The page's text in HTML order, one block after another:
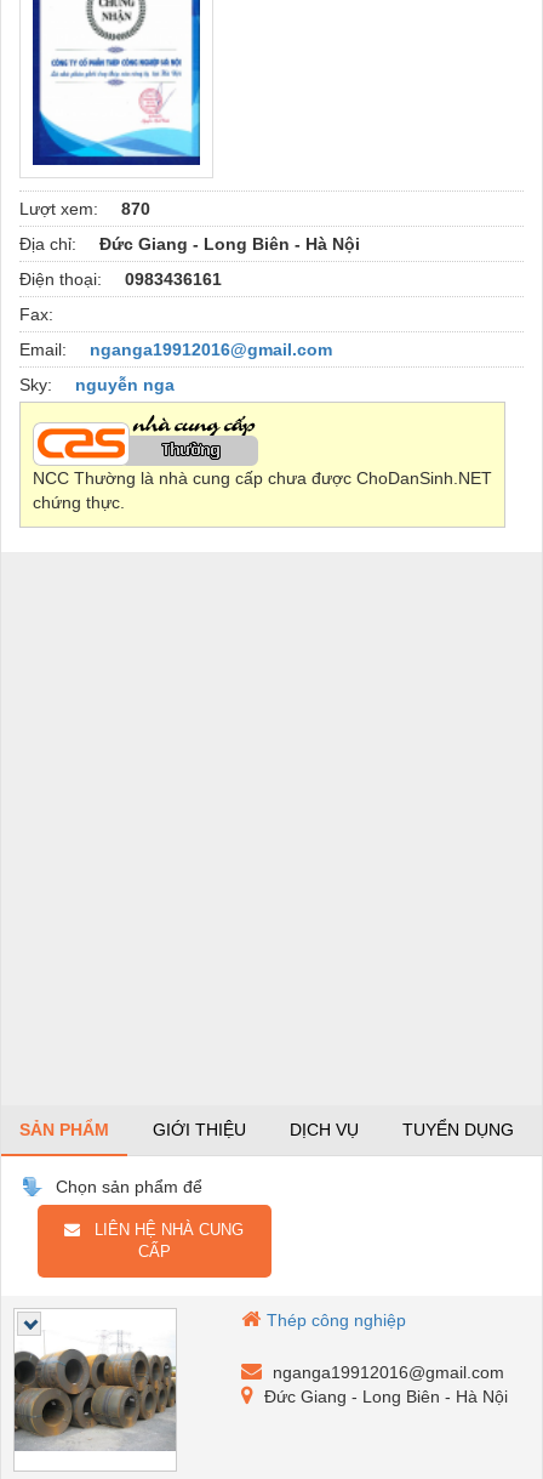
Lượt xem:
870
Địa chỉ:
Đức Giang - Long Biên - Hà Nội
Điện thoại:
0983436161
Fax:
Email:
nganga19912016@gmail.com
Sky:
nguyễn nga
NCC Thường là nhà cung cấp chưa được ChoDanSinh.NET
chứng thực.
SẢN PHẨM GIỚI THIỆU DỊCH VỤ TUYỂN DỤNG
Chọn sản phẩm để
LIÊN HỆ NHÀ CUNG
CẤP
Thép công nghiệp
nganga19912016@gmail.com
Đức Giang - Long Biên - Hà Nội